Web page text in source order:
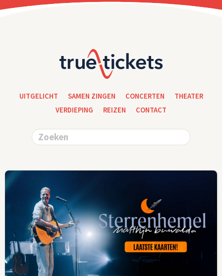
UITGELICHT SAMEN ZINGEN CONCERTEN
THEATER
VERDIEPING
REIZEN CONTACT